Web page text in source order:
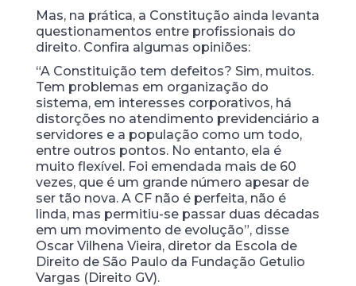
Mas, na prática, a Constitução ainda levanta
questionamentos entre profissionais do
direito. Confira algumas opiniões:
“A Constituição tem defeitos? Sim, muitos.
Tem problemas em organização do
sistema, em interesses corporativos, há
distorções no atendimento previdenciário a
servidores e a população como um todo,
entre outros pontos. No entanto, ela é
muito flexível. Foi emendada mais de 60
vezes, que é um grande número apesar de
ser tão nova. A CF não é perfeita, não é
linda, mas permitiu-se passar duas décadas
em um movimento de evolução”, disse
Oscar Vilhena Vieira, diretor da Escola de
Direito de São Paulo da Fundação Getulio
Vargas (Direito GV).